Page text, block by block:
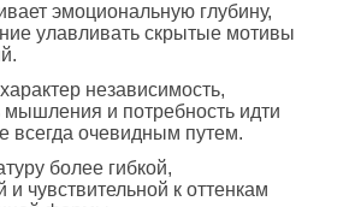
эмоциональную глубину,
улавливать скрытые мотивы
независимость,
мышления и потребность идти
всегда очевидным путем.
более гибкой,
и чувствительной к оттенкам